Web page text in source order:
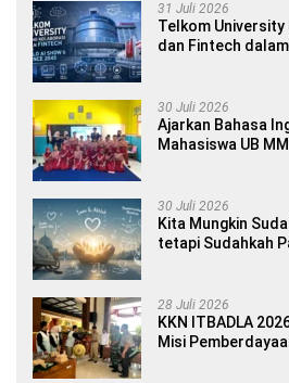
31 Juli 2026
Telkom University
dan Fintech
30 Juli 2026
Ajarkan Bahasa
Mahasiswa UB
30 Juli 2026
Kita Mungkin
tetapi Sudahkah
28 Juli 2026
KKN ITBADLA
Misi